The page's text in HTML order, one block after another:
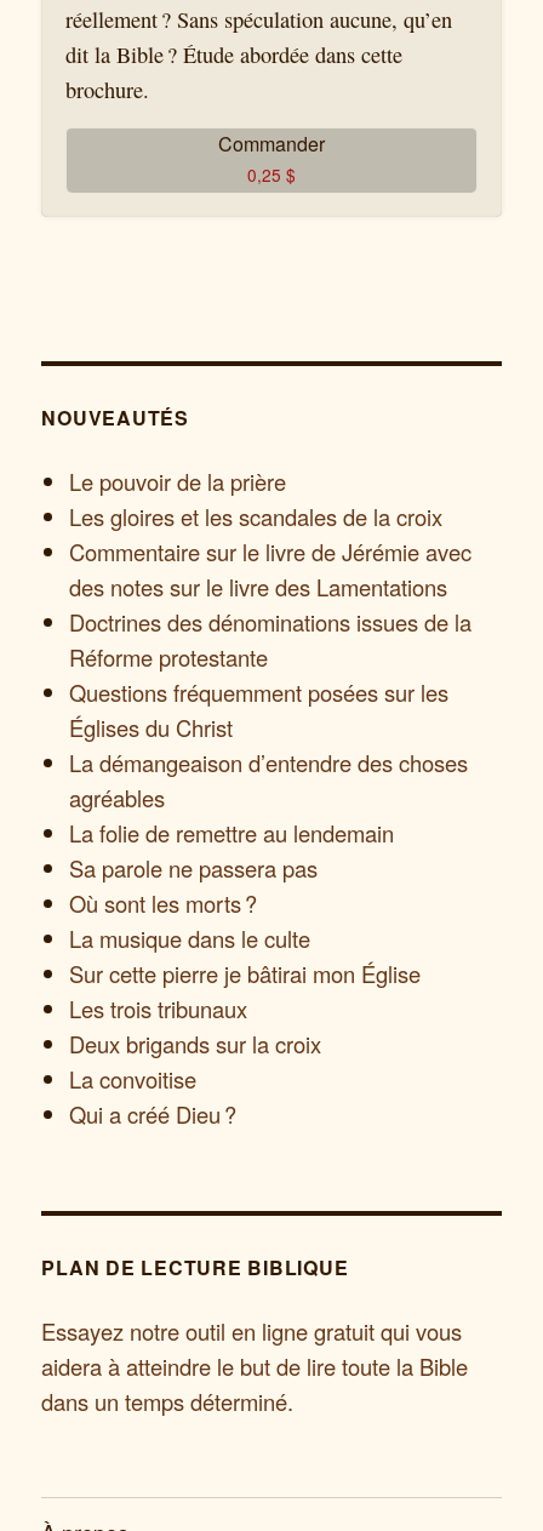
réellement ? Sans spéculation aucune, qu’en
dit la Bible ? Étude abordée dans cette
brochure.
Commander
0,25 $
NOUVEAUTÉS
Le pouvoir de la prière
Les gloires et les scandales de la croix
Commentaire sur le livre de Jérémie avec
des notes sur le livre des Lamentations
Doctrines des dénominations issues de la
Réforme protestante
Questions fréquemment posées sur les
Églises du Christ
La démangeaison d’entendre des choses
agréables
La folie de remettre au lendemain
Sa parole ne passera pas
Où sont les morts ?
La musique dans le culte
Sur cette pierre je bâtirai mon Église
Les trois tribunaux
Deux brigands sur la croix
La convoitise
Qui a créé Dieu ?
PLAN DE LECTURE BIBLIQUE
Essayez notre outil en ligne gratuit qui vous
aidera à atteindre le but de lire toute la Bible
dans un temps déterminé.